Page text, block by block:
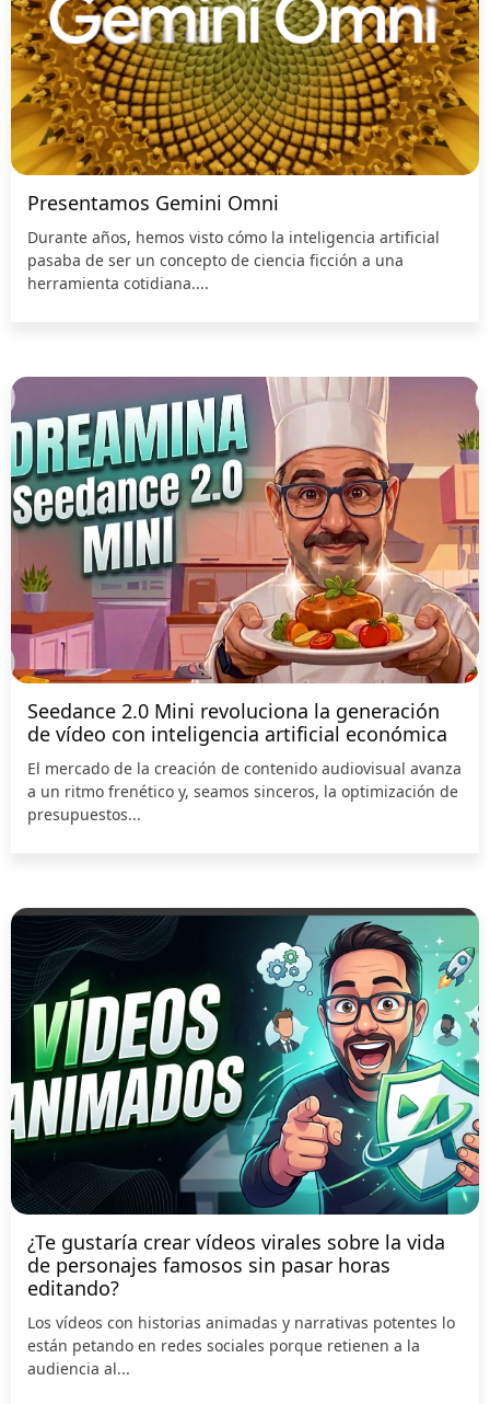
Presentamos Gemini Omni
Durante años, hemos visto cómo la inteligencia artificial
pasaba de ser un concepto de ciencia ficción a una
herramienta cotidiana....
Seedance 2.0 Mini revoluciona la generación
de vídeo con inteligencia artificial económica
El mercado de la creación de contenido audiovisual avanza
a un ritmo frenético y, seamos sinceros, la optimización de
presupuestos...
¿Te gustaría crear vídeos virales sobre la vida
de personajes famosos sin pasar horas
editando?
Los vídeos con historias animadas y narrativas potentes lo
están petando en redes sociales porque retienen a la
audiencia al...